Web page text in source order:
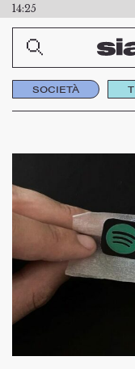
14:25
SOCIETÀ